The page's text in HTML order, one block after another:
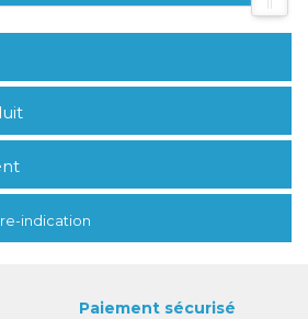
indication
Paiement sécurisé